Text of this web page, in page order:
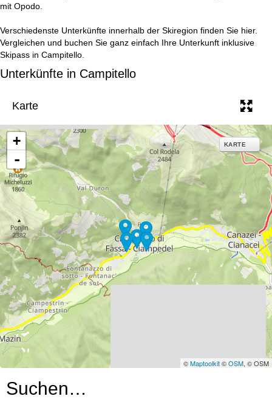
t
e
mit Opodo.
Verschiedenste Unterkünfte innerhalb der Skiregion finden Sie hier.
Vergleichen und buchen Sie ganz einfach Ihre Unterkunft inklusive
Skipass in Campitello.
Unterkünfte in Campitello
Karte
+
-
KARTE
©Maptoolkit©OSM, © OSM
Suchen…